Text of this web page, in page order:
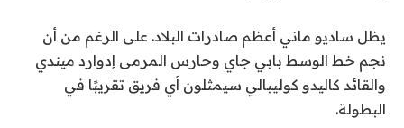
يظل ساديو ماني أعظم صادرات البلاد. على الرغم من أن
نجم خط الوسط بابي جاي وحارس المرمى إدوارد ميندي
والقائد كاليدو كوليبالي سيمثلون أي فريق تقريبًا في
البطولة.